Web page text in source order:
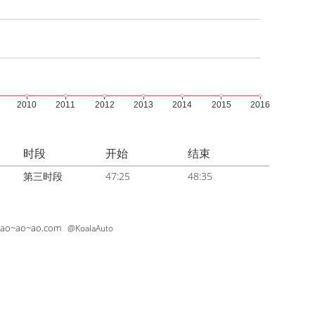
时段 开始 结束
第三时段 47:25 48:35
@KoalaAuto